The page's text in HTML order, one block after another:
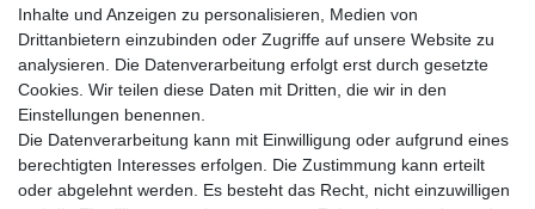
Messer schärfen
Messerhersteller
Stahltabelle
Stahlarten
Rockwell Härte
Messerarten
Klingenformen
Holzarten
Inhalte und Anzeigen zu personalisieren, Medien von
Drittanbietern einzubinden oder Zugriffe auf unsere Website zu
analysieren. Die Datenverarbeitung erfolgt erst durch gesetzte
Cookies. Wir teilen diese Daten mit Dritten, die wir in den
Einstellungen benennen.
Die Datenverarbeitung kann mit Einwilligung oder aufgrund eines
berechtigten Interesses erfolgen. Die Zustimmung kann erteilt
oder abgelehnt werden. Es besteht das Recht, nicht einzuwilligen